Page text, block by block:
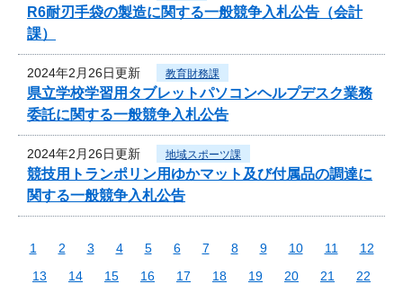
R6耐刃手袋の製造に関する一般競争入札公告（会計
課）
2024年2月26日更新 教育財務課
県立学校学習用タブレットパソコンヘルプデスク業務
委託に関する一般競争入札公告
2024年2月26日更新 地域スポーツ課
競技用トランポリン用ゆかマット及び付属品の調達に
関する一般競争入札公告
1 2 3 4 5 6 7 8 9 10 11
12
13
14 15 16 17 18 19 20 21
22